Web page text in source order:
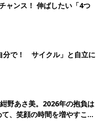
ャンス！ 伸ばしたい「4つ
分で！ サイクル」と自立に
野あさ美。2026年の抱負は
て、笑顔の時間を増やすこ